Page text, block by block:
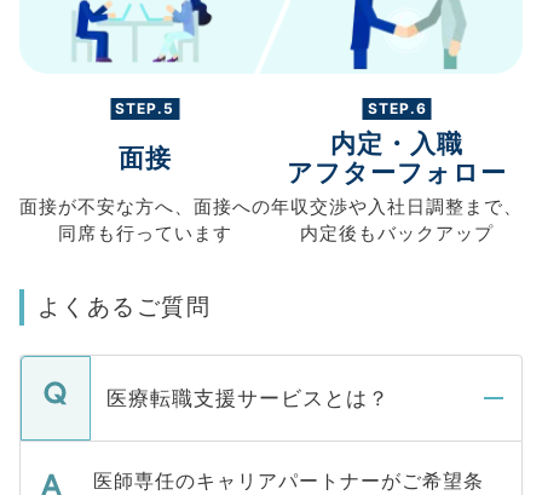
STEP.5
面接
面接が不安な方へ、 面接への
同席も行っています
STEP.6
内定・入職
アフターフォロー
年収交渉や入社日調整まで、
内定後もバックアップ
よくあるご質問
医療転職支援サービスとは？
医師専任のキャリアパートナーがご希望条